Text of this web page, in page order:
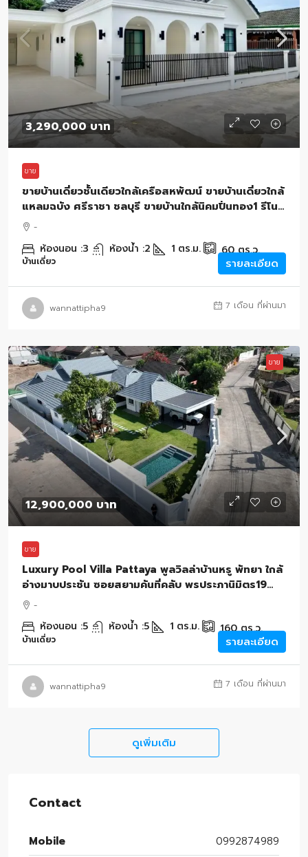
3,290,000 บาท
ขาย
ขายบ้านเดี่ยวชั้นเดียวใกล้เครือสหพัฒน์ ขายบ้านเดี่ยวใกล้
แหลมฉบัง ศรีราชา ชลบุรี ขายบ้านใกล้นิคมปิ่นทอง1 รีโน
เวทใหม่ 60 ตารางวา 3 นอน 2 น้ำ
-
ห้องนอน :3 ห้องน้ำ :2 1 ตร.ม. 60ตร.ว.
บ้านเดี่ยว รายละเอียด
wannattipha9 7 เดือน ที่ผ่านมา
ขาย
12,900,000 บาท
ขาย
Luxury Pool Villa Pattaya พูลวิลล่าบ้านหรู พัทยา ใกล้
อ่างมาบประชัน ซอยสยามคันที่คลับ พรประภานิมิตร19
160 ตรว. บางละมุง ชลบุรี
-
ห้องนอน :5 ห้องน้ำ :5 1 ตร.ม. 160ตร.ว.
บ้านเดี่ยว รายละเอียด
wannattipha9 7 เดือน ที่ผ่านมา
ดูเพิ่มเติม
Contact
Mobile
0992874989